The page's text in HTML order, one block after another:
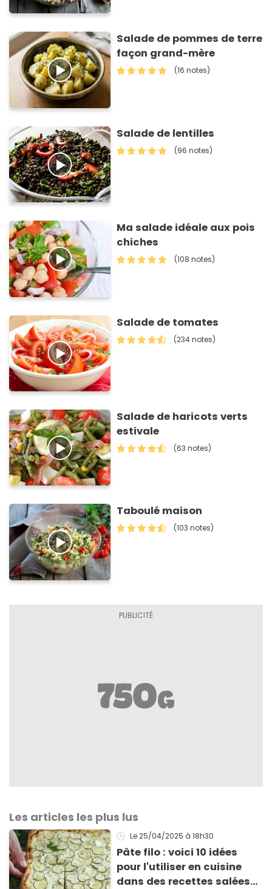
Salade de pommes de terre
façon grand-mère
(16 notes)
Salade de lentilles
(96 notes)
Ma salade idéale aux pois
chiches
(108 notes)
Salade de tomates
(234 notes)
Salade de haricots verts
estivale
(63 notes)
Taboulé maison
(103 notes)
Les articles les plus lus
Le 25/04/2025 à 18h30
Pâte filo : voici 10 idées
pour l'utiliser en cuisine
dans des recettes salées